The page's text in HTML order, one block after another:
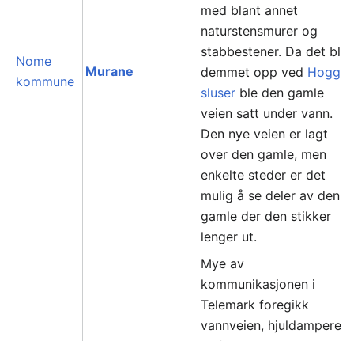
Nome
kommune
Murane
med blant annet
naturstensmurer og
stabbestener. Da det ble
demmet opp ved Hogga
sluser ble den gamle
veien satt under vann.
Den nye veien er lagt
over den gamle, men
enkelte steder er det
mulig å se deler av den
gamle der den stikker
lenger ut.
Mye av
kommunikasjonen i
Telemark foregikk
vannveien, hjuldampere